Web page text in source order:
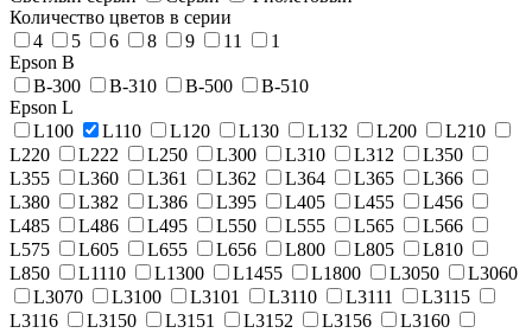
Количество цветов в серии
4
5 6 8 9 11
1
Epson B
B-300
B-310 B-500
B-510
Epson L
L100
L110 L120 L130 L132 L200
L210
L220
L222 L250 L300 L310 L312
L350
L355
L360 L361 L362 L364 L365
L366
L380
L382 L386 L395 L405 L455
L456
L485
L486 L495 L550 L555 L565
L566
L575
L605 L655 L656 L800 L805
L810
L850
L1110 L1300 L1455 L1800 L3050
L3060
L3070
L3100 L3101 L3110 L3111
L3115
L3116
L3150 L3151 L3152 L3156
L3160